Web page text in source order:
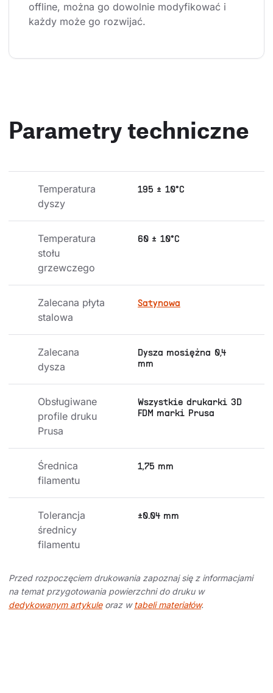
offline, można go dowolnie modyfikować i
każdy może go rozwijać.
Parametry techniczne
Temperatura
dyszy
195 ± 10°C
Temperatura
stołu
grzewczego
60 ± 10°C
Zalecana płyta
stalowa
Satynowa
Zalecana
dysza
Dysza mosiężna 0,4
mm
Obsługiwane
profile druku
Prusa
Wszystkie drukarki 3D
FDM marki Prusa
Średnica
filamentu
1,75 mm
Tolerancja
średnicy
filamentu
±0.04 mm
Przed rozpoczęciem drukowania zapoznaj się z informacjami
na temat przygotowania powierzchni do druku w
dedykowanym artykuleoraz wtabeli materiałów.